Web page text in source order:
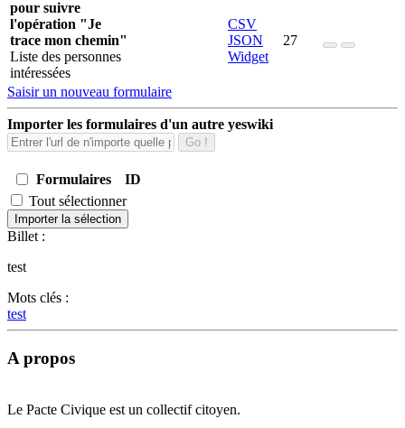
pour suivre
l'opération "Je
trace mon chemin"
Liste des personnes
intéressées
CSV
JSON
Widget
27
Saisir un nouveau formulaire
Importer les formulaires d'un autre yeswiki
Go !
Formulaires
ID
Tout sélectionner
Importer la sélection
Billet :
test
Mots clés :
test
A propos
Le Pacte Civique est un collectif citoyen.